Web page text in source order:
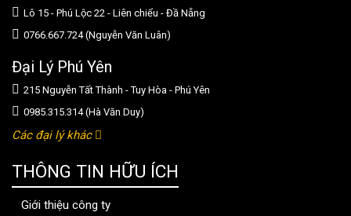
Lô 15 - Phú Lộc 22 - Liên chiểu - Đầ Nẵng
0766.667.724 (Nguyễn Văn Luân)
Đại Lý Phú Yên
215 Nguyễn Tất Thành - Tuy Hòa - Phú Yên
0985.315.314 (Hà Văn Duy)
Các đại lý khác
THÔNG TIN HỮU ÍCH
Giới thiệu công ty